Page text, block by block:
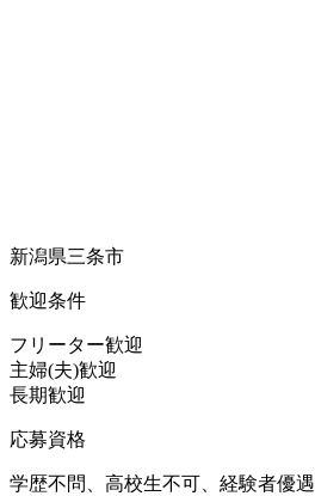
新潟県三条市
歓迎条件
フリーター歓迎
主婦(夫)歓迎
長期歓迎
応募資格
学歴不問、高校生不可、経験者優遇